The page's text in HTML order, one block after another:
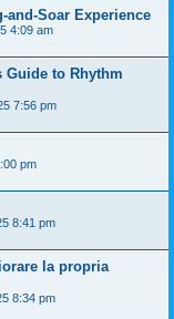
and-Soar Experience
4:09 am
Guide to Rhythm
7:56 pm
pm
8:41 pm
la propria
8:34 pm